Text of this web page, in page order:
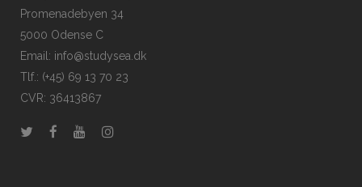
Promenadebyen 34
5000 Odense C
Email: info@studysea.dk
Tlf.: (+45) 69 13 70 23
CVR: 36413867